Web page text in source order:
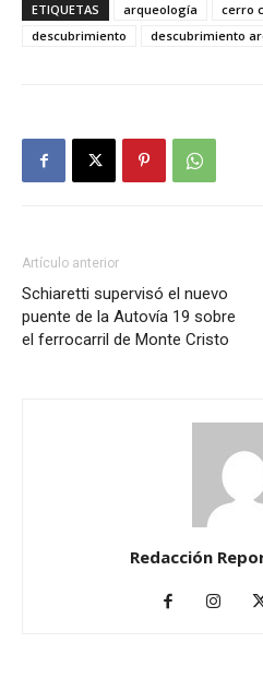
ETIQUETAS arqueología cerro
descubrimiento
descubrimiento
Artículo anterior
Schiaretti supervisó el nuevo
puente de la Autovía 19 sobre
el ferrocarril de Monte Cristo
Redacción